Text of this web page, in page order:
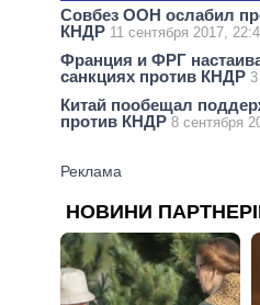
Совбез ООН ослабил
КНДР 11 сентября 2017,
Франция и ФРГ
санкциях против КНДР
Китай пообещал
против КНДР 8 сентября